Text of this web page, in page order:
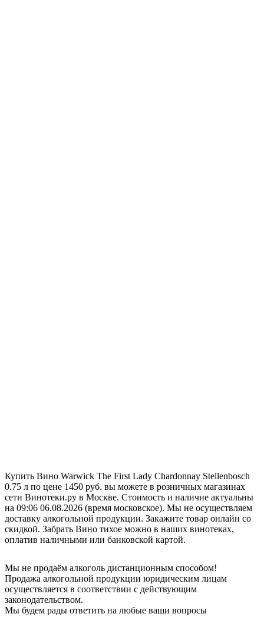
Купить Вино Warwick The First Lady Chardonnay Stellenbosch
0.75 л по цене 1450 руб. вы можете в розничных магазинах
сети Винотеки.ру в Москве. Стоимость и наличие актуальны
на 09:06 06.08.2026 (время московское). Мы не осуществляем
доставку алкогольной продукции. Закажите товар онлайн со
скидкой. Забрать Вино тихое можно в наших винотеках,
оплатив наличными или банковской картой.
Мы не продаём алкоголь дистанционным способом!
Продажа алкогольной продукции юридическим лицам
осуществляется в соответствии с действующим
законодательством.
Мы будем рады ответить на любые ваши вопросы